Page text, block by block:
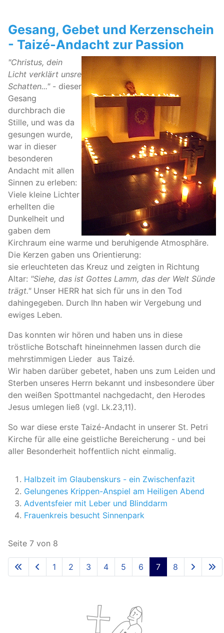
Gesang, Gebet und Kerzenschein
- Taizé-Andacht zur Passion
"Christus, dein
Licht verklärt unsre
Schatten..."- dieser
Gesang
durchbrach die
Stille, und was da
gesungen wurde,
war in dieser
besonderen
Andacht mit allen
Sinnen zu erleben:
Viele kleine Lichter
erhellten die
Dunkelheit und
gaben dem
Kirchraum eine warme und beruhigende Atmosphäre.
Die Kerzen gaben uns Orientierung:
sie erleuchteten das Kreuz und zeigten in Richtung
Altar: "Siehe, das ist Gottes Lamm, das der Welt Sünde
trägt."Unser HERR hat sich für uns in den Tod
dahingegeben. Durch Ihn haben wir Vergebung und
ewiges Leben.
Das konnten wir hören und haben uns in diese
tröstliche Botschaft hineinnehmen lassen durch die
mehrstimmigen Lieder aus Taizé.
Wir haben darüber gebetet, haben uns zum Leiden und
Sterben unseres Herrn bekannt und insbesondere über
den weißen Spottmantel nachgedacht, den Herodes
Jesus umlegen ließ (vgl. Lk.23,11).
So war diese erste Taizé-Andacht in unserer St. Petri
Kirche für alle eine geistliche Bereicherung - und bei
aller Besonderheit hoffentlich nicht einmalig.
Halbzeit im Glaubenskurs - ein Zwischenfazit
Gelungenes Krippen-Anspiel am Heiligen Abend
Adventsfeier mit Leber und Blinddarm
Frauenkreis besucht Sinnenpark
Seite 7 von 8
1 2 3 4 5 6 7 8